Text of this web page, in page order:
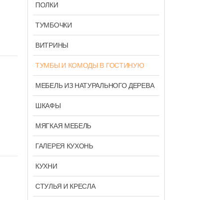
ПОЛКИ
ТУМБОЧКИ
ВИТРИНЫ
ТУМБЫ И КОМОДЫ В ГОСТИНУЮ
МЕБЕЛЬ ИЗ НАТУРАЛЬНОГО ДЕРЕВА
ШКАФЫ
МЯГКАЯ МЕБЕЛЬ
ГАЛЕРЕЯ КУХОНЬ
КУХНИ
СТУЛЬЯ И КРЕСЛА